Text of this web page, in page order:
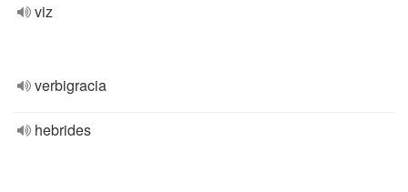
viz
verbigracia
hebrides